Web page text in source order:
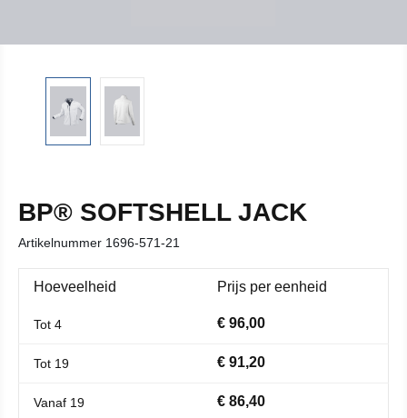
BP® SOFTSHELL JACK
Artikelnummer 1696-571-21
Hoeveelheid Prijs per eenheid
Tot 4 € 96,00
Tot 19 € 91,20
Vanaf 19 € 86,40